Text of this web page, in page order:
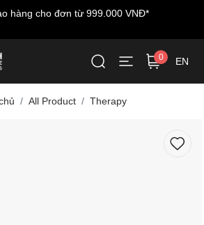
hàng cho đơn từ 999.000 VNĐ*
0 EN
All Product Therapy